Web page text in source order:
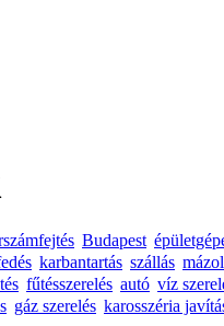
Budapest
karbantartás szállás
fűtésszerelés autó víz
gáz szerelés karosszéria